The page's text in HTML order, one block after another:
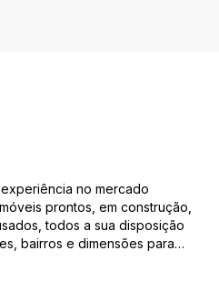
no mercado
prontos, em construção,
todos a sua disposição
bairros e dimensões para